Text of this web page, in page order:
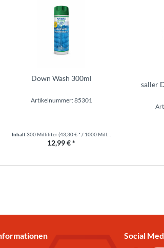
Down Wash 300ml
Artikelnummer: 85301
Inhalt300 Milliliter(43,30 € * / 1000 Milliliter)
12,99 € *
saller
Social